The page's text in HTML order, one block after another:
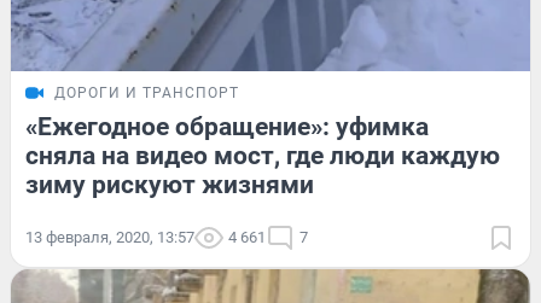
ДОРОГИ И ТРАНСПОРТ
«Ежегодное обращение»: уфимка
сняла на видео мост, где люди каждую
зиму рискуют жизнями
13 февраля, 2020, 13:57 4 661 7